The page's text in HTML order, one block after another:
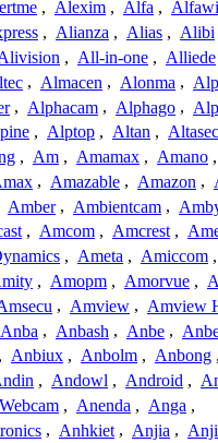
, Alexim , Alfa ,
, Alianza , Alias , Alibi
, All-in-one , Alliede
, Almacen , Alonma , Alp
, Alphacam , Alphago ,
, Alptop , Altan , Altasec
, Am , Amamax , Amano ,
, Amazable , Amazon ,
Amber , Ambientcam ,
, Amcom , Amcrest ,
, Ameta , Amiccom ,
, Amopm , Amorvue ,
, Amview , Amview
Anba , Anbash , Anbe ,
, Anbiux , Anbolm , Anbong ,
, Andowl , Android ,
, Anenda , Anga ,
, Anhkiet , Anjia ,